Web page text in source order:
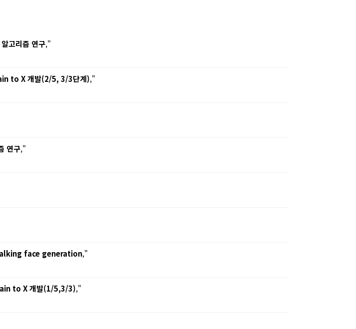
고리즘 연구,"
to X 개발(2/5, 3/3단계),"
연구,"
face generation,"
to X 개발(1/5,3/3),"